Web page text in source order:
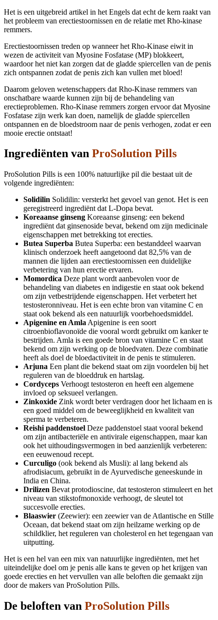
Het is een uitgebreid artikel in het Engels dat echt de kern raakt van
het probleem van erectiestoornissen en de relatie met Rho-kinase
remmers.
Erectiestoornissen treden op wanneer het Rho-Kinase eiwit in
wezen de activiteit van Myosine Fosfatase (MP) blokkeert,
waardoor het niet kan zorgen dat de gladde spiercellen van de penis
zich ontspannen zodat de penis zich kan vullen met bloed!
Daarom geloven wetenschappers dat Rho-Kinase remmers van
onschatbare waarde kunnen zijn bij de behandeling van
erectieproblemen. Rho-Kinase remmers zorgen ervoor dat Myosine
Fosfatase zijn werk kan doen, namelijk de gladde spiercellen
ontspannen en de bloedstroom naar de penis verhogen, zodat er een
mooie erectie ontstaat!
Ingrediënten van ProSolution Pills
ProSolution Pills is een 100% natuurlijke pil die bestaat uit de
volgende ingrediënten:
Solidilin Solidilin: versterkt het gevoel van genot. Het is een
geregistreerd ingrediënt dat L-Dopa bevat.
Koreaanse ginseng Koreaanse ginseng: een bekend
ingrediënt dat ginsenoside bevat, bekend om zijn medicinale
eigenschappen met betrekking tot erecties.
Butea Superba Butea Superba: een bestanddeel waarvan
klinisch onderzoek heeft aangetoond dat 82,5% van de
mannen die lijden aan erectiestoornissen een duidelijke
verbetering van hun erectie ervaren.
Momordica Deze plant wordt aanbevolen voor de
behandeling van diabetes en indigestie en staat ook bekend
om zijn vetbestrijdende eigenschappen. Het verbetert het
testosteronniveau. Het is een echte bron van vitamine C en
staat ook bekend als een natuurlijk voorbehoedsmiddel.
Apigenine en Amla Apigenine is een soort
citroenbioflavonoïde die vooral wordt gebruikt om kanker te
bestrijden. Amla is een goede bron van vitamine C en staat
bekend om zijn werking op de bloedvaten. Deze combinatie
heeft als doel de bloedactiviteit in de penis te stimuleren.
Arjuna Een plant die bekend staat om zijn voordelen bij het
reguleren van de bloeddruk en hartslag.
Cordyceps Verhoogt testosteron en heeft een algemene
invloed op seksueel verlangen.
Zinkoxide Zink wordt beter verdragen door het lichaam en is
een goed middel om de beweeglijkheid en kwaliteit van
sperma te verbeteren.
Reishi paddenstoel Deze paddenstoel staat vooral bekend
om zijn antibacteriële en antivirale eigenschappen, maar kan
ook het uithoudingsvermogen in bed aanzienlijk verbeteren:
een eeuwenoud recept.
Curculigo (ook bekend als Musli): al lang bekend als
afrodisiacum, gebruikt in de Ayurvedische geneeskunde in
India en China.
Drilizen Bevat protodioscine, dat testosteron stimuleert en het
niveau van stikstofmonoxide verhoogt, de sleutel tot
succesvolle erecties.
Blaaswier (Zeewier): een zeewier van de Atlantische en Stille
Oceaan, dat bekend staat om zijn heilzame werking op de
schildklier, het reguleren van cholesterol en het tegengaan van
uitputting.
Het is een hel van een mix van natuurlijke ingrediënten, met het
uiteindelijke doel om je penis alle kans te geven op het krijgen van
goede erecties en het vervullen van alle beloften die gemaakt zijn
door de makers van ProSolution Pills.
De beloften van ProSolution Pills